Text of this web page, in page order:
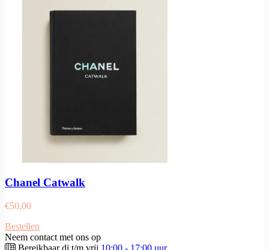
Chanel Catwalk
€50,00
Bestellen
Neem contact met ons op